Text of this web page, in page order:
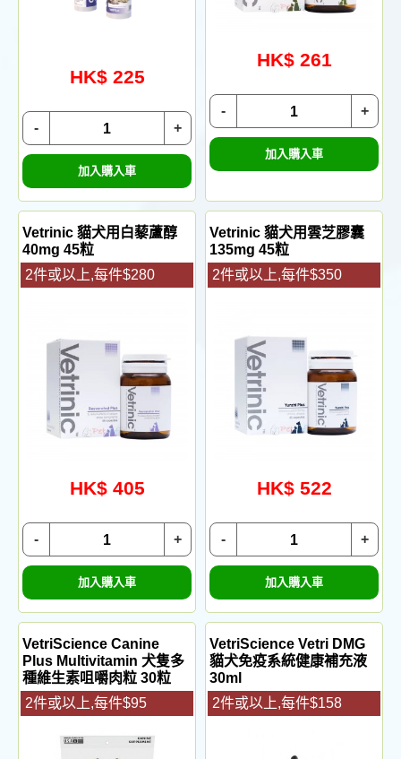
HK$ 225
+
-
加入購入車
HK$ 261
+
-
加入購入車
Vetrinic 貓犬用白藜蘆醇
40mg 45粒
2件或以上,每件$280
HK$ 405
+
-
加入購入車
Vetrinic 貓犬用雲芝膠囊
135mg 45粒
2件或以上,每件$350
HK$ 522
+
-
加入購入車
VetriScience Canine
Plus Multivitamin 犬隻多
種維生素咀嚼肉粒 30粒
2件或以上,每件$95
VetriScience Vetri DMG
貓犬免疫系統健康補充液
30ml
2件或以上,每件$158